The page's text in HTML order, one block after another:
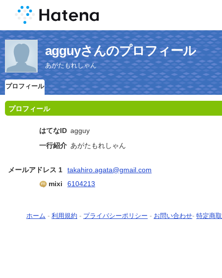
agguyさんのプロフィール
あがたもれしゃん
プロフィール
プロフィール
はてなID agguy
一行紹介 あがたもれしゃん
メールアドレス 1
takahiro.agata@gmail.com
mixi
6104213
ホーム - 利用規約 - プライバシーポリシー - お問い合わせ- 特定商